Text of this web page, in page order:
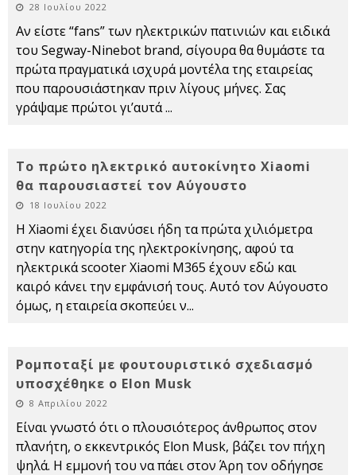
28 Ιουλίου 2022
Αν είστε “fans” των ηλεκτρικών πατινιών και ειδικά
του Segway-Ninebot brand, σίγουρα θα θυμάστε τα
πρώτα πραγματικά ισχυρά μοντέλα της εταιρείας
που παρουσιάστηκαν πριν λίγους μήνες. Σας
γράψαμε πρώτοι γι’αυτά...
Το πρώτο ηλεκτρικό αυτοκίνητο Xiaomi
θα παρουσιαστεί τον Αύγουστο
18 Ιουλίου 2022
Η Xiaomi έχει διανύσει ήδη τα πρώτα χιλιόμετρα
στην κατηγορία της ηλεκτροκίνησης, αφού τα
ηλεκτρικά scooter Xiaomi M365 έχουν εδώ και
καιρό κάνει την εμφάνισή τους. Αυτό τον Αύγουστο
όμως, η εταιρεία σκοπεύει ν...
Ρομποταξί με φουτουριστικό σχεδιασμό
υποσχέθηκε ο Elon Musk
8 Απριλίου 2022
Είναι γνωστό ότι ο πλουσιότερος άνθρωπος στον
πλανήτη, ο εκκεντρικός Elon Musk, βάζει τον πήχη
ψηλά. Η εμμονή του να πάει στον Άρη τον οδήγησε